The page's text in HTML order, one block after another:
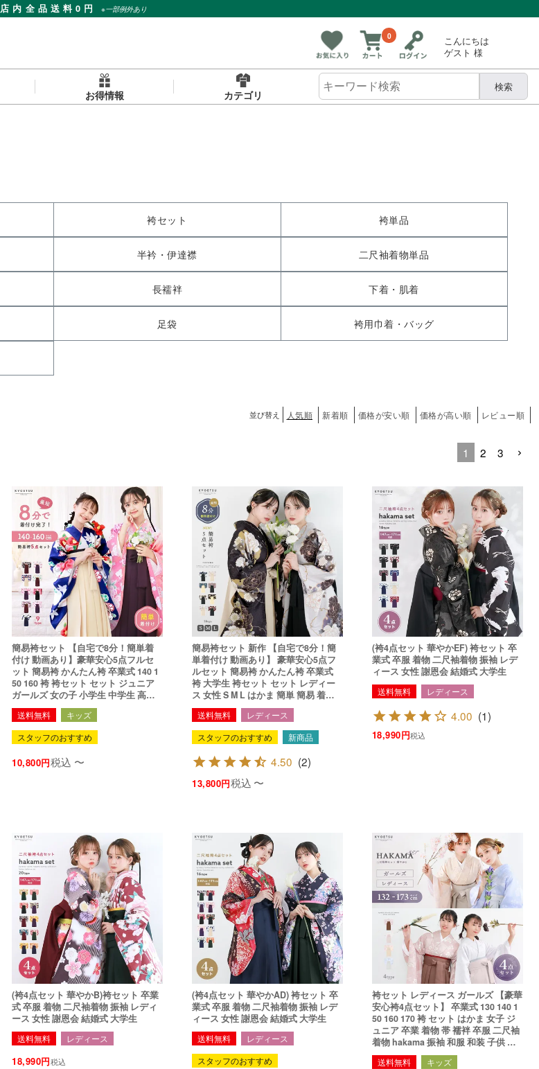
店内全品送料0円 ※一部例外あり
0
こんにちは
ゲスト 様
お得情報 カテゴリ
検索
袴セット 袴単品
半衿・伊達襟 二尺袖着物単品
長襦袢 下着・肌着
足袋 袴用巾着・バッグ
並び替え 人気順 新着順 価格が安い順 価格が高い順 レビュー順
1 2 3
簡易袴セット 【自宅で8分！簡単着
付け 動画あり】豪華安心5点フルセ
ット 簡易袴 かんたん袴 卒業式 140 1
50 160 袴 袴セット セット ジュニア
ガールズ 女の子 小学生 中学生 高校
生 大学生 はかま 簡単 着付け簡単 ha
kama 着物 二尺袖着物 振袖 簡単袴 和
服 和装 8柄 (rg)
送料無料
キッズ
スタッフのおすすめ
10,800 税込 〜
簡易袴セット 新作 【自宅で8分！簡
単着付け 動画あり】 豪華安心5点フ
ルセット 簡易袴 かんたん袴 卒業式
袴 大学生 袴セット セット レディー
ス 女性 S M L はかま 簡単 簡易 着付
け簡単 着物 二尺袖着物 振袖 簡単袴
和服 和装(rg)
送料無料
レディース
スタッフのおすすめ
新商品
4.50 (2)
13,800 税込 〜
(袴4点セット 華やかEF) 袴セット 卒
業式 卒服 着物 二尺袖着物 振袖 レデ
ィース 女性 謝恩会 結婚式 大学生
送料無料 レディース
4.00 (1)
18,990 税込
(袴4点セット 華やかB)袴セット 卒業
式 卒服 着物 二尺袖着物 振袖 レディ
ース 女性 謝恩会 結婚式 大学生
送料無料 レディース
18,990 税込
(袴4点セット 華やかAD) 袴セット 卒
業式 卒服 着物 二尺袖着物 振袖 レデ
ィース 女性 謝恩会 結婚式 大学生
送料無料
レディース
スタッフのおすすめ
袴セット レディース ガールズ 【豪華
安心袴4点セット】 卒業式 130 140 1
50 160 170 袴 セット はかま 女子 ジ
ュニア 卒業 着物 帯 襦袢 卒服 二尺袖
着物 hakama 振袖 和服 和装 子供 大
学生 中学生 高校生 華やかG
送料無料 キッズ